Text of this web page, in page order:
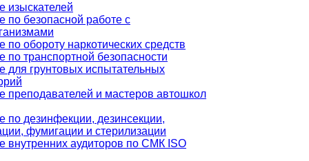
изыскателей
по безопасной работе с
по обороту наркотических средств
по транспортной безопасности
для грунтовых испытательных
преподавателей и мастеров автошкол
по дезинфекции, дезинсекции,
фумигации и стерилизации
внутренних аудиторов по СМК ISO